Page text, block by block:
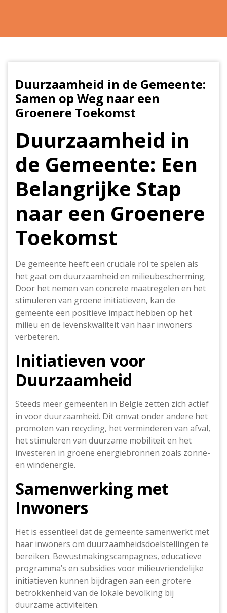
Duurzaamheid in de Gemeente:
Samen op Weg naar een
Groenere Toekomst
Duurzaamheid in
de Gemeente: Een
Belangrijke Stap
naar een Groenere
Toekomst
De gemeente heeft een cruciale rol te spelen als
het gaat om duurzaamheid en milieubescherming.
Door het nemen van concrete maatregelen en het
stimuleren van groene initiatieven, kan de
gemeente een positieve impact hebben op het
milieu en de levenskwaliteit van haar inwoners
verbeteren.
Initiatieven voor
Duurzaamheid
Steeds meer gemeenten in België zetten zich actief
in voor duurzaamheid. Dit omvat onder andere het
promoten van recycling, het verminderen van afval,
het stimuleren van duurzame mobiliteit en het
investeren in groene energiebronnen zoals zonne-
en windenergie.
Samenwerking met
Inwoners
Het is essentieel dat de gemeente samenwerkt met
haar inwoners om duurzaamheidsdoelstellingen te
bereiken. Bewustmakingscampagnes, educatieve
programma’s en subsidies voor milieuvriendelijke
initiatieven kunnen bijdragen aan een grotere
betrokkenheid van de lokale bevolking bij
duurzame activiteiten.